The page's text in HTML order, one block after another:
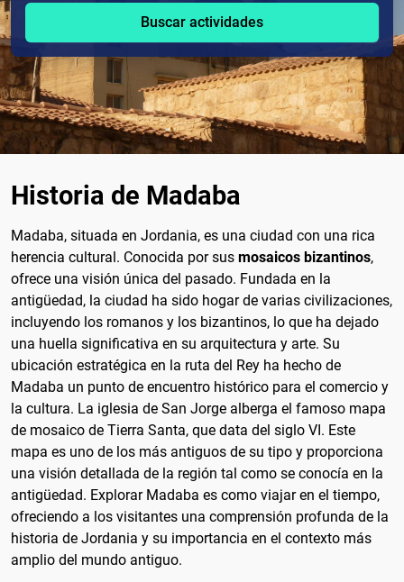
Buscar actividades
Historia de Madaba
Madaba, situada en Jordania, es una ciudad con una rica
herencia cultural. Conocida por sus mosaicos bizantinos,
ofrece una visión única del pasado. Fundada en la
antigüedad, la ciudad ha sido hogar de varias civilizaciones,
incluyendo los romanos y los bizantinos, lo que ha dejado
una huella significativa en su arquitectura y arte. Su
ubicación estratégica en la ruta del Rey ha hecho de
Madaba un punto de encuentro histórico para el comercio y
la cultura. La iglesia de San Jorge alberga el famoso mapa
de mosaico de Tierra Santa, que data del siglo VI. Este
mapa es uno de los más antiguos de su tipo y proporciona
una visión detallada de la región tal como se conocía en la
antigüedad. Explorar Madaba es como viajar en el tiempo,
ofreciendo a los visitantes una comprensión profunda de la
historia de Jordania y su importancia en el contexto más
amplio del mundo antiguo.